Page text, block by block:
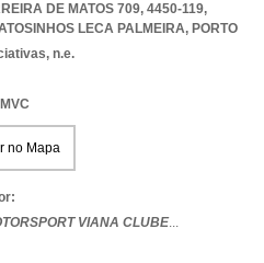
DE MATOS 709, 4450-119,
LECA PALMEIRA, PORTO
n.e.
no Mapa
VIANA CLUBE...